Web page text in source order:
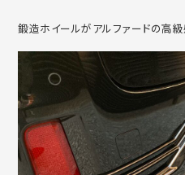
鍛造ホイールがアルファードの高級